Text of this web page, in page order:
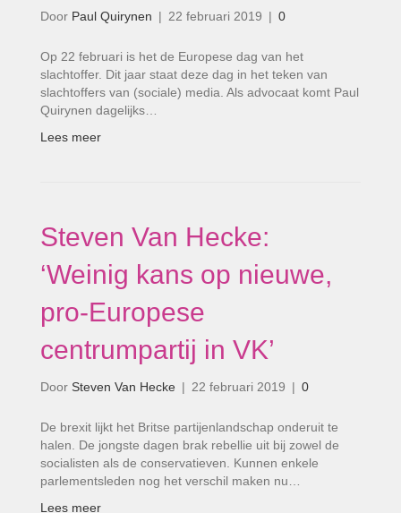
Door Paul Quirynen | 22 februari 2019 | 0
Op 22 februari is het de Europese dag van het
slachtoffer. Dit jaar staat deze dag in het teken van
slachtoffers van (sociale) media. Als advocaat komt Paul
Quirynen dagelijks…
Lees meer
Steven Van Hecke:
‘Weinig kans op nieuwe,
pro-Europese
centrumpartij in VK’
Door Steven Van Hecke | 22 februari 2019 | 0
De brexit lijkt het Britse partijenlandschap onderuit te
halen. De jongste dagen brak rebellie uit bij zowel de
socialisten als de conservatieven. Kunnen enkele
parlementsleden nog het verschil maken nu…
Lees meer